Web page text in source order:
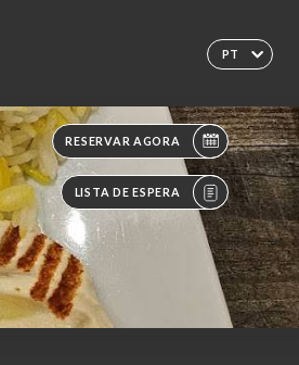
PT
RESERVAR AGORA
LISTA DE ESPERA